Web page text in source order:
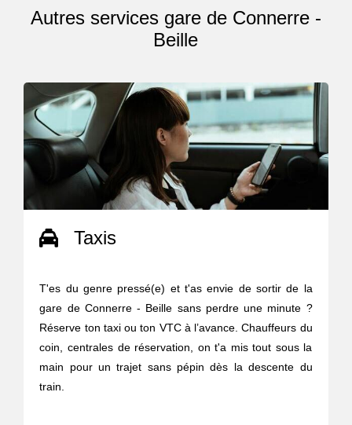
Autres services gare de Connerre -
Beille
Taxis
T'es du genre pressé(e) et t'as envie de sortir de la
gare de Connerre - Beille sans perdre une minute ?
Réserve ton taxi ou ton VTC à l’avance. Chauffeurs du
coin, centrales de réservation, on t'a mis tout sous la
main pour un trajet sans pépin dès la descente du
train.